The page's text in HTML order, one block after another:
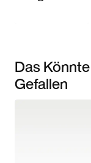
Das
Gefallen